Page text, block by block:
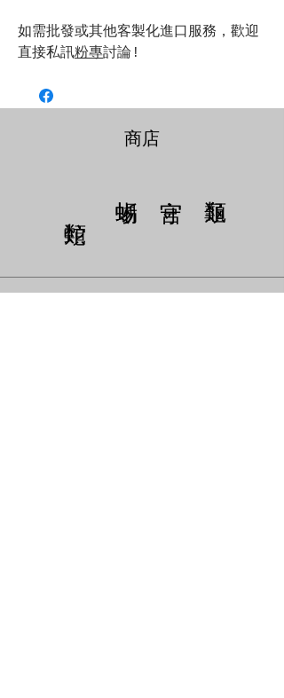
如需批發或其他客製化進口服務，歡迎
直接私訊粉專討論!
商店